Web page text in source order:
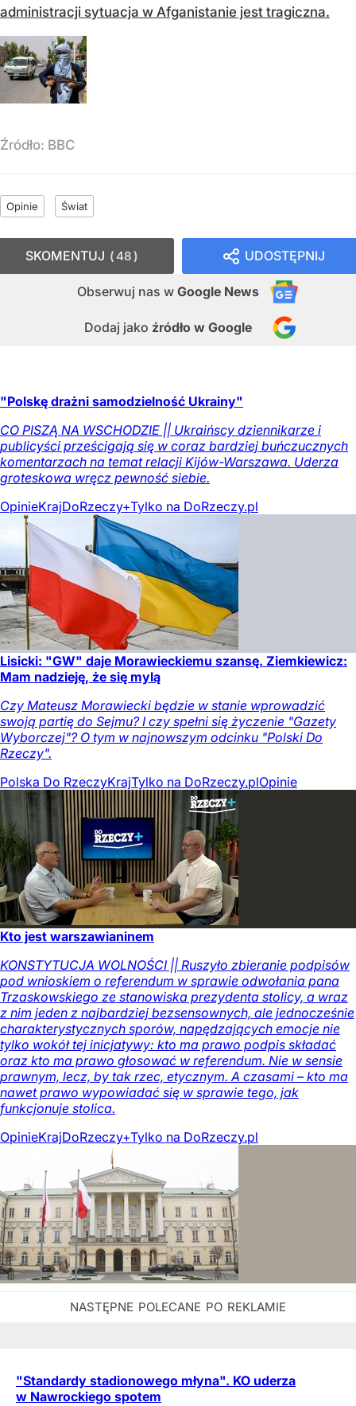
administracji sytuacja w Afganistanie jest tragiczna.
Źródło: BBC
Opinie Świat
UDOSTĘPNIJ
Obserwuj nas w Google News
Dodaj jako źródło w Google
SKOMENTUJ 48
"Polskę drażni samodzielność Ukrainy"
CO PISZĄ NA WSCHODZIE || Ukraińscy dziennikarze i
publicyści prześcigają się w coraz bardziej buńczucznych
komentarzach na temat relacji Kijów-Warszawa. Uderza
groteskowa wręcz pewność siebie.
OpinieKrajDoRzeczy+Tylko na DoRzeczy.pl
Lisicki: "GW" daje Morawieckiemu szansę. Ziemkiewicz:
Mam nadzieję, że się mylą
Czy Mateusz Morawiecki będzie w stanie wprowadzić
swoją partię do Sejmu? I czy spełni się życzenie "Gazety
Wyborczej"? O tym w najnowszym odcinku "Polski Do
Rzeczy".
Polska Do RzeczyKrajTylko na DoRzeczy.plOpinie
Kto jest warszawianinem
KONSTYTUCJA WOLNOŚCI || Ruszyło zbieranie podpisów
pod wnioskiem o referendum w sprawie odwołania pana
Trzaskowskiego ze stanowiska prezydenta stolicy, a wraz
z nim jeden z najbardziej bezsensownych, ale jednocześnie
charakterystycznych sporów, napędzających emocje nie
tylko wokół tej inicjatywy: kto ma prawo podpis składać
oraz kto ma prawo głosować w referendum. Nie w sensie
prawnym, lecz, by tak rzec, etycznym. A czasami – kto ma
nawet prawo wypowiadać się w sprawie tego, jak
funkcjonuje stolica.
OpinieKrajDoRzeczy+Tylko na DoRzeczy.pl
"Standardy stadionowego młyna". KO uderza
w Nawrockiego spotem